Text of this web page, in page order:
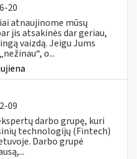
20
atnaujinome mūsų
jis atsakinės dar geriau,
vaizdą. Jeigu Jums
o...
09
darbo grupę, kuri
technologijų (Fintech)
Darbo grupė